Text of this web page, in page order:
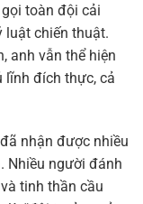
toàn đội cải
luật chiến thuật.
anh vẫn thể hiện
lĩnh đích thực, cả
nhận được nhiều
Nhiều người đánh
tinh thần cầu